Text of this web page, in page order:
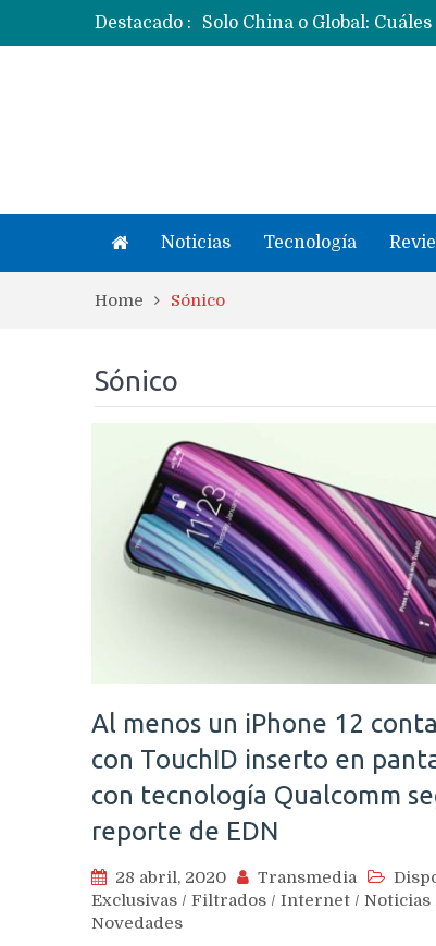
Destacado :
Noticias Tecnología
Home Sónico
Sónico
Al menos un iPhone 12
con TouchID inserto en
con tecnología Qualcomm
reporte de EDN
28 abril, 2020 Transmedia
Exclusivas / Filtrados / Internet / Noticias
Novedades